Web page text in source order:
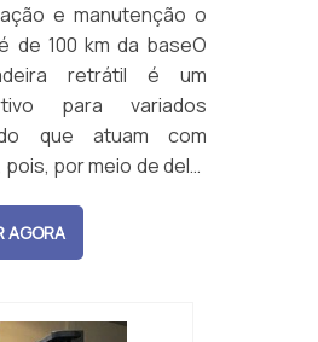
e manutenção o
de 100 km da baseO
retrátil é um
para variados
que atuam com
por meio de dele,
gastos com
e corretiva, que fica
do imposto de
AGORA